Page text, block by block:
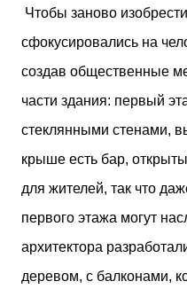
Чтобы заново
сфокусировались на
создав общественные
части здания: первый
стеклянными стенами,
крыше есть бар,
для жителей, так что
первого этажа могут
архитектора
деревом, с балконами,